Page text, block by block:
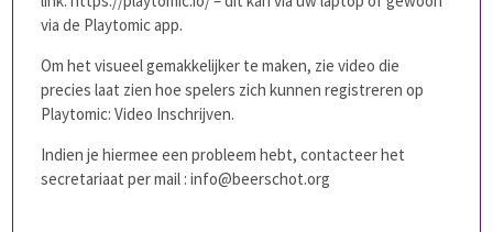
via de Playtomic app.
Om het visueel gemakkelijker te maken, zie video die
precies laat zien hoe spelers zich kunnen registreren op
Playtomic:Video Inschrijven.
Indien je hiermee een probleem hebt, contacteer het
secretariaat per mail : info@beerschot.org